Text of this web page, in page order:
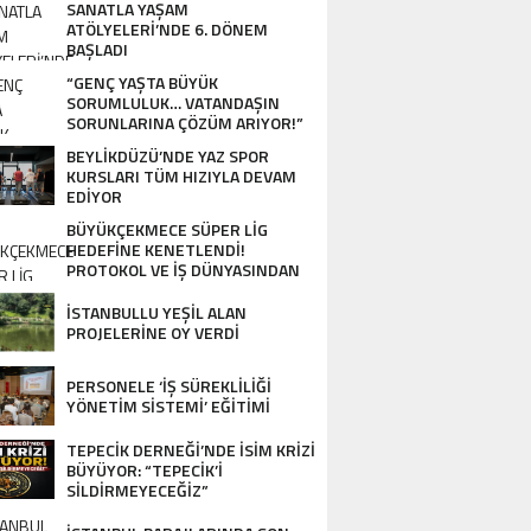
SANATLA YAŞAM
ATÖLYELERİ’NDE 6. DÖNEM
BAŞLADI
“GENÇ YAŞTA BÜYÜK
SORUMLULUK… VATANDAŞIN
SORUNLARINA ÇÖZÜM ARIYOR!”
BEYLİKDÜZÜ’NDE YAZ SPOR
KURSLARI TÜM HIZIYLA DEVAM
EDİYOR
BÜYÜKÇEKMECE SÜPER LİG
HEDEFİNE KENETLENDİ!
PROTOKOL VE İŞ DÜNYASINDAN
DESTEK…
İSTANBULLU YEŞİL ALAN
PROJELERİNE OY VERDİ
PERSONELE ‘İŞ SÜREKLİLİĞİ
YÖNETİM SİSTEMİ’ EĞİTİMİ
TEPECİK DERNEĞİ’NDE İSİM KRİZİ
BÜYÜYOR: “TEPECİK’İ
SİLDİRMEYECEĞİZ”